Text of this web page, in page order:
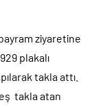
ziyaretine
plakalı
takla attı.
takla atan